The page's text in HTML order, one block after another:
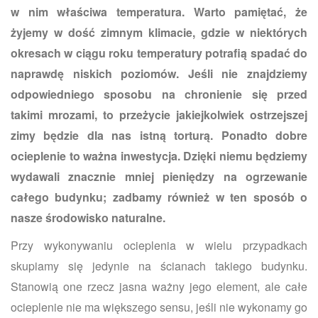
w nim właściwa temperatura. Warto pamiętać, że
żyjemy w dość zimnym klimacie, gdzie w niektórych
okresach w ciągu roku temperatury potrafią spadać do
naprawdę niskich poziomów. Jeśli nie znajdziemy
odpowiedniego sposobu na chronienie się przed
takimi mrozami, to przeżycie jakiejkolwiek ostrzejszej
zimy będzie dla nas istną torturą. Ponadto dobre
ocieplenie to ważna inwestycja. Dzięki niemu będziemy
wydawali znacznie mniej pieniędzy na ogrzewanie
całego budynku; zadbamy również w ten sposób o
nasze środowisko naturalne.
Przy wykonywaniu ocieplenia w wielu przypadkach
skupiamy się jedynie na ścianach takiego budynku.
Stanowią one rzecz jasna ważny jego element, ale całe
ocieplenie nie ma większego sensu, jeśli nie wykonamy go